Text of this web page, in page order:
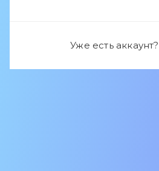
Уже есть аккаунт?